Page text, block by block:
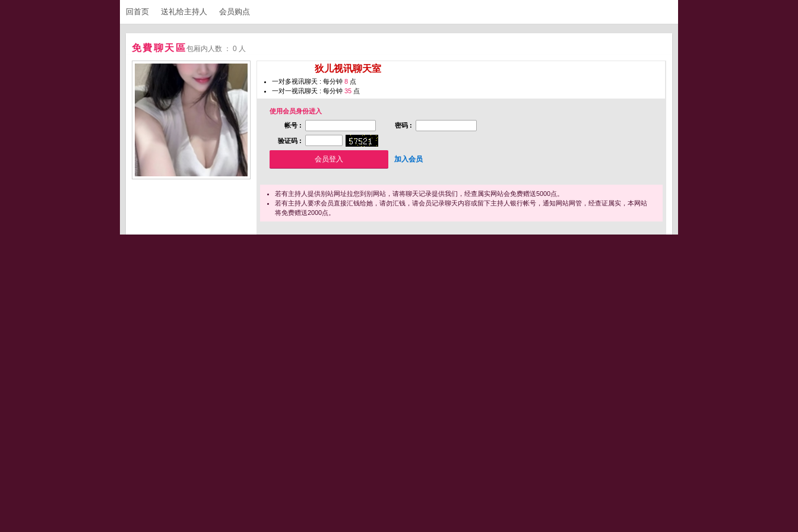
回首页 送礼给主持人 会员购点
免費聊天區包厢内人数 ： 0 人
狄儿视讯聊天室
一对多视讯聊天 : 每分钟 8 点
一对一视讯聊天 : 每分钟 35 点
使用会员身份进入
帐号 :
密码 :
验证码 :
加入会员
若有主持人提供别站网址拉您到别网站，请将聊天记录提供我们，经查属实网站会免费赠送5000点。
若有主持人要求会员直接汇钱给她，请勿汇钱，请会员记录聊天内容或留下主持人银行帐号，通知网站网管，经查证属实，本网站
将免费赠送2000点。